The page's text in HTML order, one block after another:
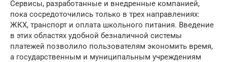
Сервисы, разработанные и внедренные компанией,
пока сосредоточились только в трех направлениях:
ЖКХ, транспорт и оплата школьного питания. Введение
в этих областях удобной безналичной системы
платежей позволило пользователям экономить время,
а государственным и муниципальным учреждениям